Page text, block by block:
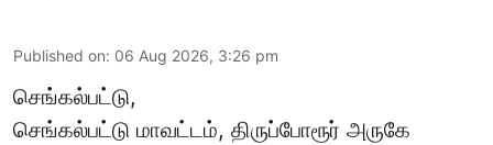
Published on: 06 Aug 2026, 3:26 pm
செங்கல்பட்டு,
செங்கல்பட்டு மாவட்டம், திருப்போரூர் அருகே